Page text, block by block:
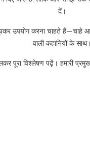
दें।
करना चाहते हैं—चाहे आप
वाली कहानियों के साथ।
पूरा विश्लेषण पढ़ें। हमारी